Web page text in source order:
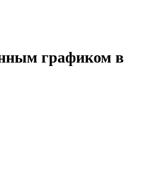
графиком в